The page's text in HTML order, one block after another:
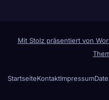
Mit Stolz präsentiert von
StartseiteKontaktImpressum